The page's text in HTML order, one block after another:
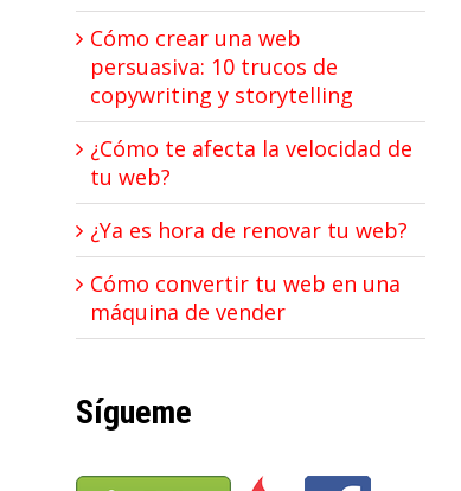
Cómo crear una web
persuasiva: 10 trucos de
copywriting y storytelling
¿Cómo te afecta la velocidad de
tu web?
¿Ya es hora de renovar tu web?
Cómo convertir tu web en una
máquina de vender
Sígueme